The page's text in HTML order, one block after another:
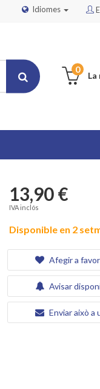
Idiomes
La
0
13,90 €
IVA inclós
Disponible en 2
Afegir a
Avisar
Enviar això a